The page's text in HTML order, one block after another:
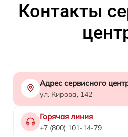
Контакты
Адрес сервисного
ул. Кирова, 142
Горячая линия
+7 (800) 101-14-79